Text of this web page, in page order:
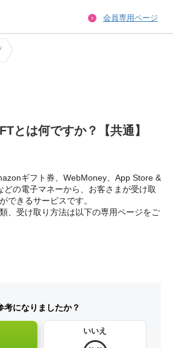
会員専用ページ
とは何ですか？【共通】
ギフト券、WebMoney、App Store &
どの電子マネーから、お客さまが受け取
できるサービスです。
、受け取り方法は以下の専用ページをご
考になりましたか？
いいえ